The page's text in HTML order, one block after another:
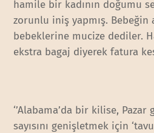
hamile bir kadının doğumu
zorunlu iniş yapmış. Bebeğin
bebeklerine mucize dediler.
ekstra bagaj diyerek fatura
‘’Alabama’da bir kilise, Pazar
sayısını genişletmek için